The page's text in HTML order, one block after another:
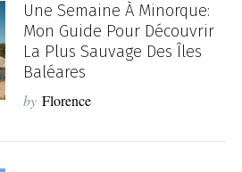
Une Semaine À Minorque:
Mon Guide Pour Découvrir
La Plus Sauvage Des Îles
Baléares
by Florence